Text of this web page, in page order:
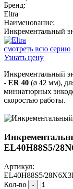
Бренд:
Eltra
Наименование:
Инкрементальный
смотреть всю серию
Узнать цену
Инкрементальный
- ER 40 (ø 42 мм),
миниатюрных
скоростью работы.
EL40H88S5/
Артикул:
EL40H88S5/
Кол-во
-